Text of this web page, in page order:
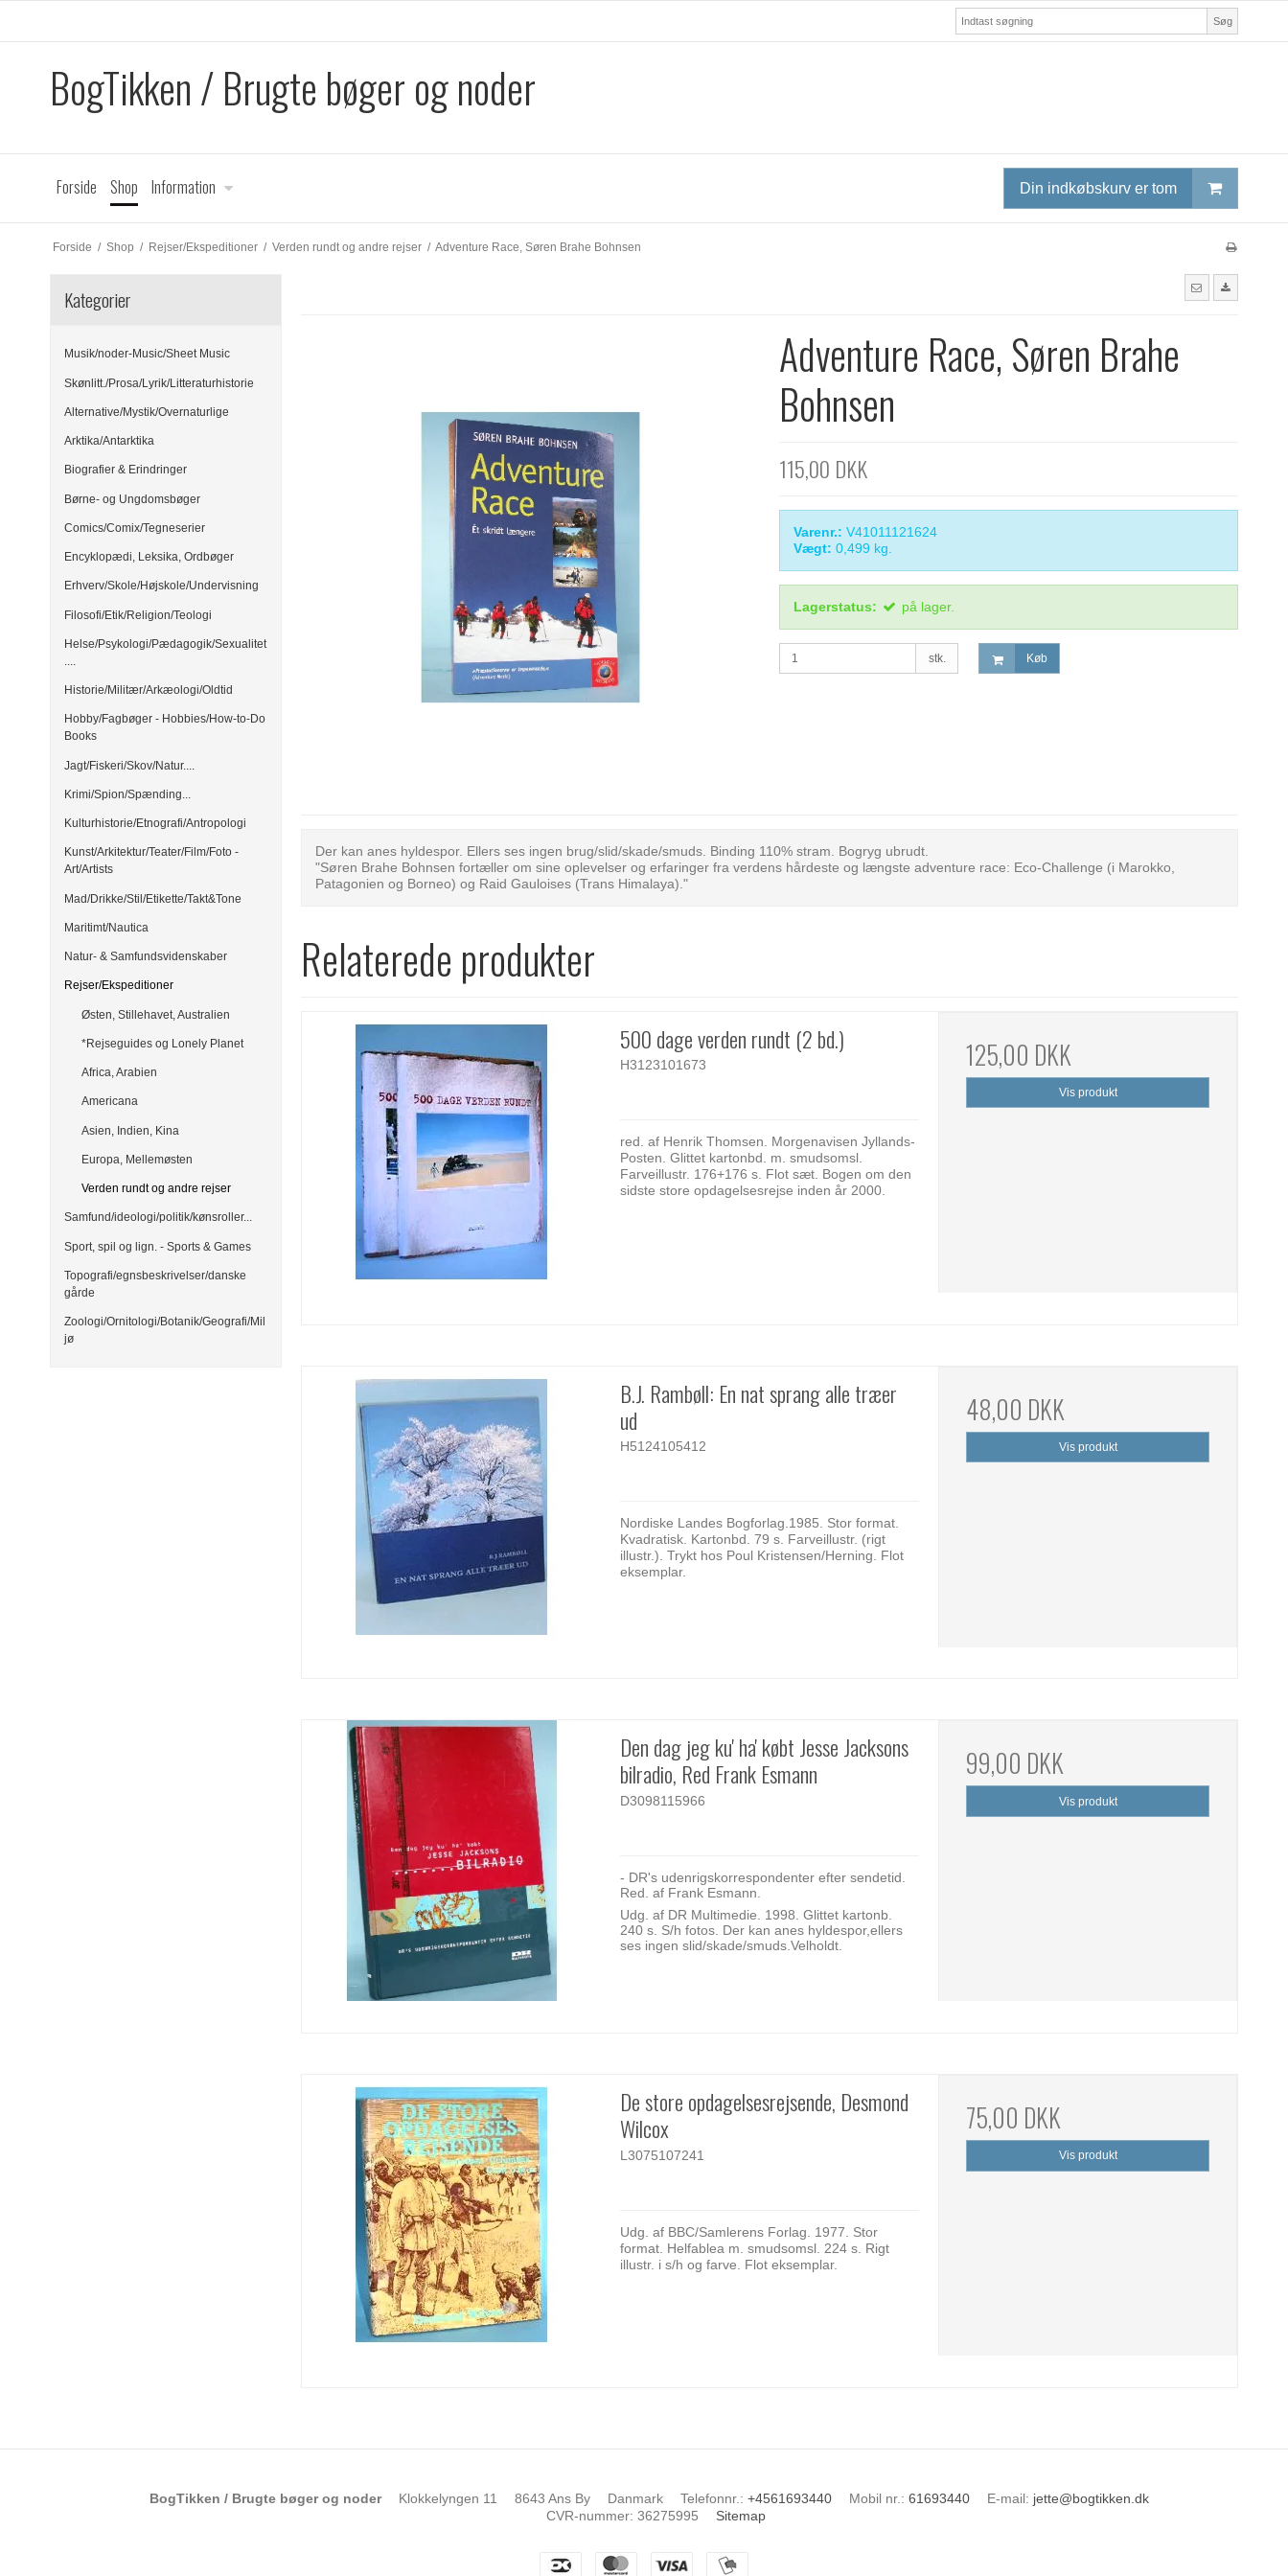
Søg
BogTikken / Brugte bøger og noder
Forside Shop Information Din indkøbskurv er tom
Forside / Shop / Rejser/Ekspeditioner / Verden rundt og andre rejser / Adventure Race, Søren Brahe Bohnsen
Kategorier
Musik/noder-Music/Sheet Music
Skønlitt./Prosa/Lyrik/Litteraturhistorie
Alternative/Mystik/Overnaturlige
Arktika/Antarktika
Biografier & Erindringer
Børne- og Ungdomsbøger
Comics/Comix/Tegneserier
Encyklopædi, Leksika, Ordbøger
Erhverv/Skole/Højskole/Undervisning
Filosofi/Etik/Religion/Teologi
Helse/Psykologi/Pædagogik/Sexualitet
....
Historie/Militær/Arkæologi/Oldtid
Hobby/Fagbøger - Hobbies/How-to-Do
Books
Jagt/Fiskeri/Skov/Natur....
Krimi/Spion/Spænding...
Kulturhistorie/Etnografi/Antropologi
Kunst/Arkitektur/Teater/Film/Foto -
Art/Artists
Mad/Drikke/Stil/Etikette/Takt&Tone
Maritimt/Nautica
Natur- & Samfundsvidenskaber
Rejser/Ekspeditioner
Østen, Stillehavet, Australien
*Rejseguides og Lonely Planet
Africa, Arabien
Americana
Asien, Indien, Kina
Europa, Mellemøsten
Verden rundt og andre rejser
Samfund/ideologi/politik/kønsroller...
Sport, spil og lign. - Sports & Games
Topografi/egnsbeskrivelser/danske
gårde
Zoologi/Ornitologi/Botanik/Geografi/Mil
jø
Adventure Race, Søren Brahe
Bohnsen
115,00 DKK
Varenr.: V41011121624
Vægt: 0,499 kg.
Lagerstatus: på lager.
stk. Køb
Der kan anes hyldespor. Ellers ses ingen brug/slid/skade/smuds. Binding 110% stram. Bogryg ubrudt.
"Søren Brahe Bohnsen fortæller om sine oplevelser og erfaringer fra verdens hårdeste og længste adventure race: Eco-Challenge (i Marokko,
Patagonien og Borneo) og Raid Gauloises (Trans Himalaya)."
Relaterede produkter
500 dage verden rundt (2 bd.)
H3123101673
red. af Henrik Thomsen. Morgenavisen Jyllands-
Posten. Glittet kartonbd. m. smudsomsl.
Farveillustr. 176+176 s. Flot sæt. Bogen om den
sidste store opdagelsesrejse inden år 2000.
125,00 DKK
Vis produkt
B.J. Rambøll: En nat sprang alle træer
ud
H5124105412
Nordiske Landes Bogforlag.1985. Stor format.
Kvadratisk. Kartonbd. 79 s. Farveillustr. (rigt
illustr.). Trykt hos Poul Kristensen/Herning. Flot
eksemplar.
48,00 DKK
Vis produkt
Den dag jeg ku' ha' købt Jesse Jacksons
bilradio, Red Frank Esmann
D3098115966
- DR's udenrigskorrespondenter efter sendetid.
Red. af Frank Esmann.
Udg. af DR Multimedie. 1998. Glittet kartonb.
240 s. S/h fotos. Der kan anes hyldespor,ellers
ses ingen slid/skade/smuds.Velholdt.
99,00 DKK
Vis produkt
De store opdagelsesrejsende, Desmond
Wilcox
L3075107241
Udg. af BBC/Samlerens Forlag. 1977. Stor
format. Helfablea m. smudsomsl. 224 s. Rigt
illustr. i s/h og farve. Flot eksemplar.
75,00 DKK
Vis produkt
BogTikken / Brugte bøger og noder Klokkelyngen 11 8643 Ans By Danmark Telefonnr. : +4561693440 Mobil nr. : 61693440 E-mail: jette@bogtikken.dk
CVR-nummer: 36275995 Sitemap